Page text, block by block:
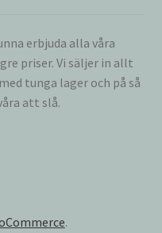
erbjuda alla våra
priser. Vi säljer in allt
tunga lager och på så
att slå.
.